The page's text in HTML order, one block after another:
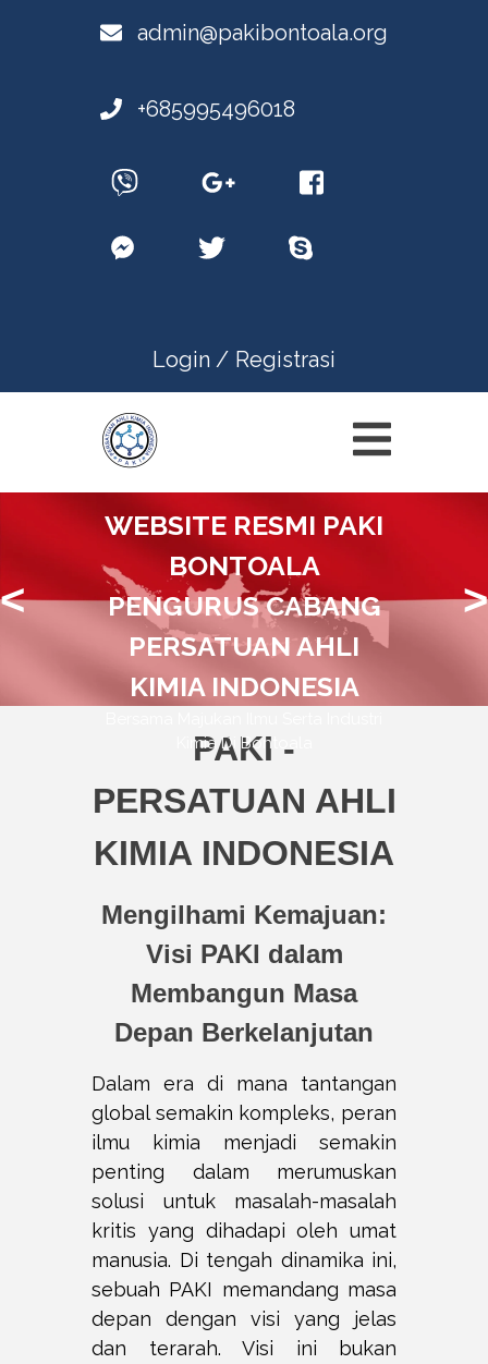
admin@pakibontoala.org
+685995496018
Login / Registrasi
WEBSITE RESMI PAKI
BONTOALA
PENGURUS CABANG
PERSATUAN AHLI
KIMIA INDONESIA
Kimia Di Bontoala
< >
PAKI -
PERSATUAN AHLI
KIMIA INDONESIA
Mengilhami Kemajuan:
Visi PAKI dalam
Membangun Masa
Depan Berkelanjutan
Dalam era di mana tantangan
global semakin kompleks, peran
ilmu kimia menjadi semakin
penting dalam merumuskan
solusi untuk masalah-masalah
kritis yang dihadapi oleh umat
manusia. Di tengah dinamika ini,
sebuah PAKI memandang masa
depan dengan visi yang jelas
dan terarah. Visi ini bukan